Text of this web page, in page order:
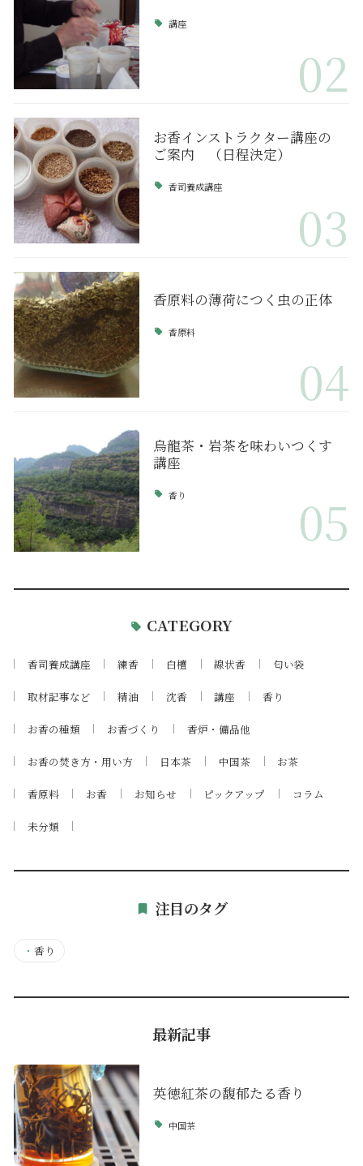
講座
02
お香インストラクター講座の
ご案内 （日程決定）
香司養成講座
03
香原料の薄荷につく虫の正体
香原料
04
烏龍茶・岩茶を味わいつくす
講座
香り 05
CATEGORY
香司養成講座 練香 白檀 線状香 匂い袋
取材記事など 精油 沈香 講座 香り
お香の種類 お香づくり 香炉・備品他
お香の焚き方・用い方 日本茶 中国茶 お茶
香原料 お香 お知らせ ピックアップ コラム
未分類
注目のタグ
・ 香り
最新記事
英徳紅茶の馥郁たる香り
中国茶